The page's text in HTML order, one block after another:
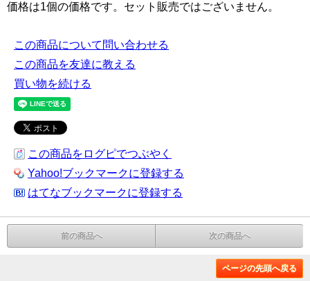
価格は1個の価格です。セット販売ではございません。
この商品について問い合わせる
この商品を友達に教える
買い物を続ける
この商品をログピでつぶやく
Yahoo!ブックマークに登録する
はてなブックマークに登録する
前の商品へ 次の商品へ
ページの先頭へ戻る